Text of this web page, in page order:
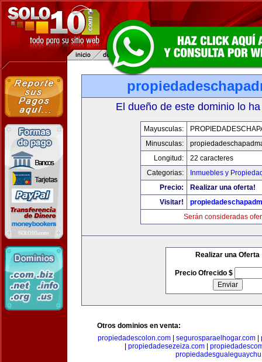
El dueño de este dominio lo
Mayusculas:
Minusculas:
Longitud:
22 caracteres
Categorias:
Inmuebles y
Precio:
Realizar una oferta!
Visitar!
Serán consideradas
Realizar una Oferta
Precio Ofrecido $
Otros dominios en venta:
propiedadescolon.com| segurosparaelhogar.com|
propiedadesezeiza.com